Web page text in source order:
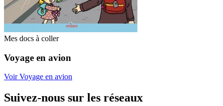
Mes docs à coller
Voyage en avion
Voir Voyage en avion
Suivez-nous sur les réseaux